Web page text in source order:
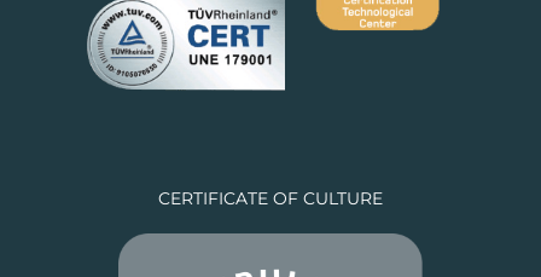
CERTIFICATE OF CULTURE